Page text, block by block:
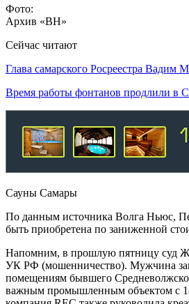
Фото:
Архив «ВН»
Сейчас читают
Глава самарского Росреестра Вадим
Время работы фонтанов продлили в
Сауны Самары
По данным источника Волга Ньюс,
быть приобретена по заниженной
Напомним, в прошлую пятницу суд
УК РФ (мошенничество). Мужчина
помещениям бывшего
важным промышленным объектом с